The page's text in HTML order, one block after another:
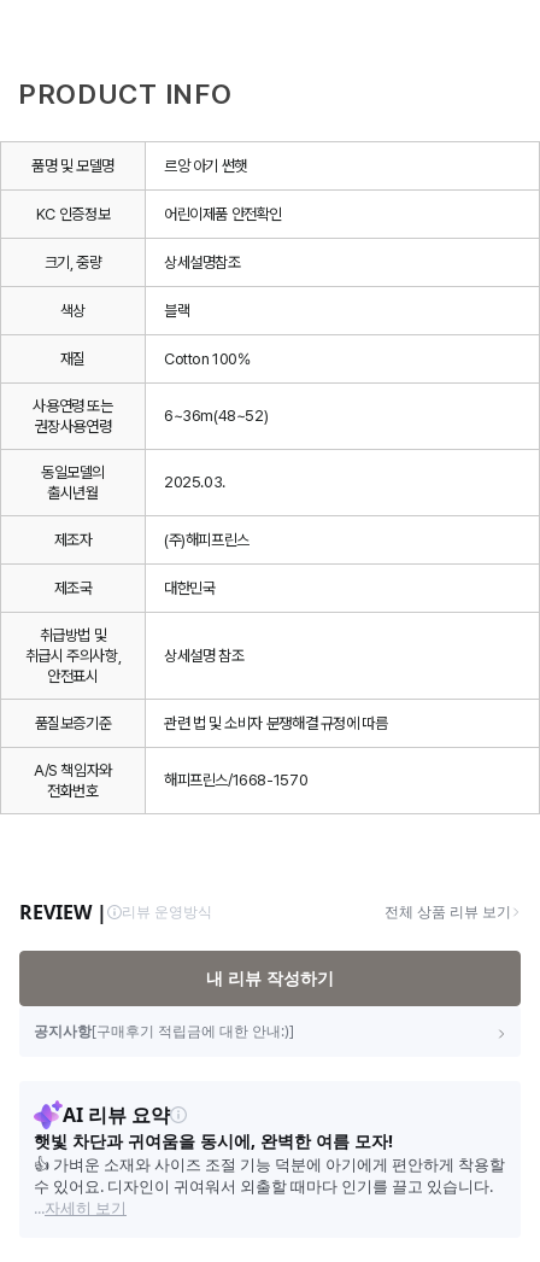
PRODUCT INFO
품명 및 모델명 르앙 아기 썬햇
KC 인증정보 어린이제품 안전확인
크기, 중량 상세설명참조
색상 블랙
재질 Cotton 100%
사용연령 또는
권장사용연령
6~36m(48~52)
동일모델의
출시년월
2025.03.
제조자 (주)해피프린스
제조국 대한민국
취급방법 및
취급시 주의사항,
안전표시
상세설명 참조
품질보증기준 관련 법 및 소비자 분쟁해결 규정에 따름
A/S 책임자와
전화번호
해피프린스/1668-1570